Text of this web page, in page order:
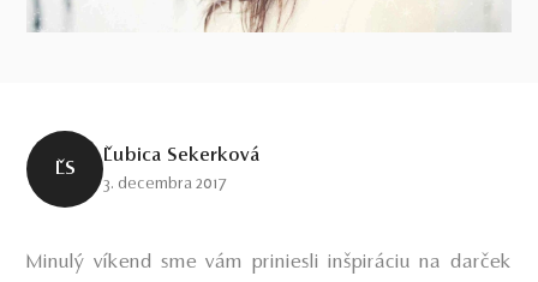
ĽS
Ľubica Sekerková
3. decembra 2017
Minulý víkend sme vám priniesli inšpiráciu na darček